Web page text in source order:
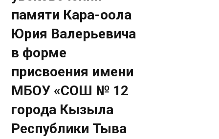
памяти Кара-оола
Юрия Валерьевича
в форме
присвоения имени
МБОУ «СОШ № 12
города Кызыла
Республики Тыва